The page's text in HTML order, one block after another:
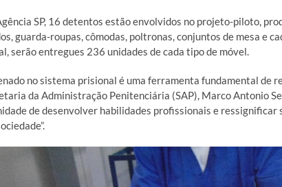
SP, 16 detentos estão envolvidos no projeto-piloto,
guarda-roupas, cômodas, poltronas, conjuntos de mesa e
serão entregues 236 unidades de cada tipo de móvel.
no sistema prisional é uma ferramenta fundamental de
da Administração Penitenciária (SAP), Marco Antonio
de desenvolver habilidades profissionais e